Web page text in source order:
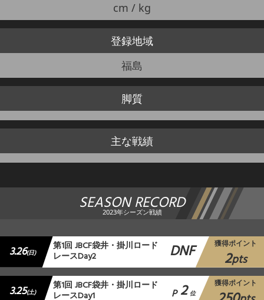
cm / kg
登録地域
福島
脚質
主な戦績
SEASON RECORD
2023年シーズン戦績
3.26(日) 第1回 JBCF袋井・掛川ロード
レースDay2 DNF 獲得ポイント
2pts
3.25(土) 第1回 JBCF袋井・掛川ロード
レースDay1 P 2 位
獲得ポイント